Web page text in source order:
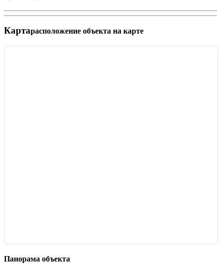
Картарасположение объекта на карте
Панорама объекта